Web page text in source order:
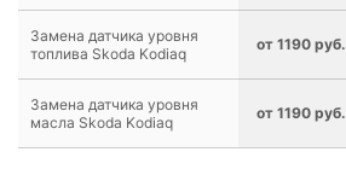
Замена датчика уровня
топлива Skoda Kodiaq
от 1190 руб.
Замена датчика уровня
масла Skoda Kodiaq
от 1190 руб.